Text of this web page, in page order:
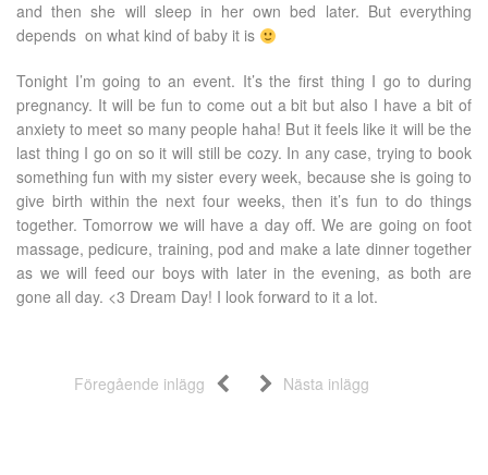
and then she will sleep in her own bed later. But everything
depends on what kind of baby it is
Tonight I’m going to an event. It’s the first thing I go to during
pregnancy. It will be fun to come out a bit but also I have a bit of
anxiety to meet so many people haha! But it feels like it will be the
last thing I go on so it will still be cozy. In any case, trying to book
something fun with my sister every week, because she is going to
give birth within the next four weeks, then it’s fun to do things
together. Tomorrow we will have a day off. We are going on foot
massage, pedicure, training, pod and make a late dinner together
as we will feed our boys with later in the evening, as both are
gone all day. <3 Dream Day! I look forward to it a lot.
Föregående inlägg Nästa inlägg